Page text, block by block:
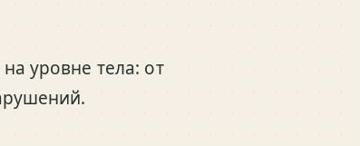
уровне тела: от